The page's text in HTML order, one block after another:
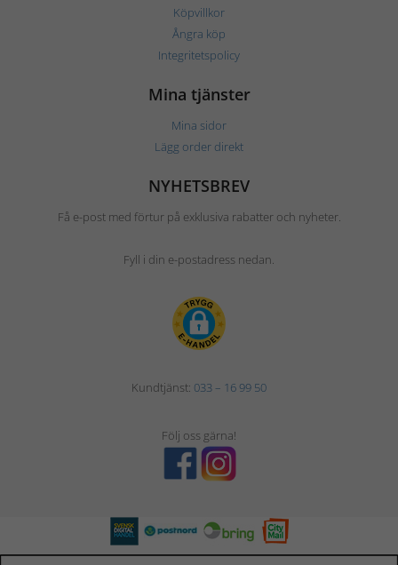
Köpvillkor
Ångra köp
Integritetspolicy
Mina tjänster
Mina sidor
Lägg order direkt
NYHETSBREV
Få e-post med förtur på exklusiva rabatter och nyheter.
Fyll i din e-postadress nedan.
Kundtjänst: 033 – 16 99 50
Följ oss gärna!